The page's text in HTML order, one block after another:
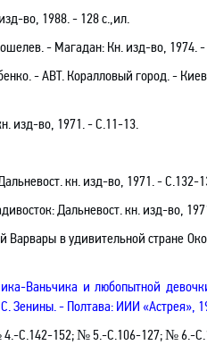
во, 1988. - 128 с.,ил.
- Магадан: Кн. изд-во, 1974. -
.- АВТ. Коралловый город.-
изд-во, 1971. - С.11-13.
кн. изд-во, 1971. - С.132-
Дальневост. кн. изд-во,
в удивительной стране
Ваньчика и любопытной
Зенины. - Полтава: ИИИ «Астрея»,
4.-C.142-152; № 5.-C.106-127; № 6.-